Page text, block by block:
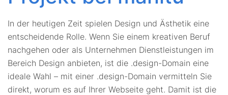
In der heutigen Zeit spielen Design und Ästhetik eine
entscheidende Rolle. Wenn Sie einem kreativen Beruf
nachgehen oder als Unternehmen Dienstleistungen im
Bereich Design anbieten, ist die .design-Domain eine
ideale Wahl – mit einer .design-Domain vermitteln Sie
direkt, worum es auf Ihrer Webseite geht. Damit ist die